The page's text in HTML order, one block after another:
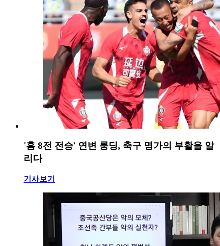
'홈 8전 전승' 연변 룽딩, 축구 명가의 부활을 알
리다
기사보기